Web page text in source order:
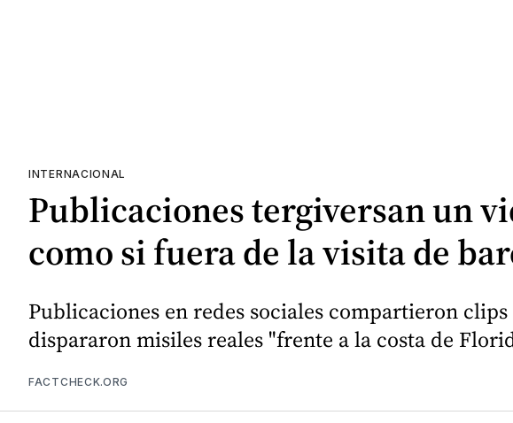
INTERNACIONAL
Publicaciones tergiversan un
como si fuera de la visita de
Publicaciones en redes sociales compartieron
dispararon misiles reales "frente a la costa de
FACTCHECK.ORG